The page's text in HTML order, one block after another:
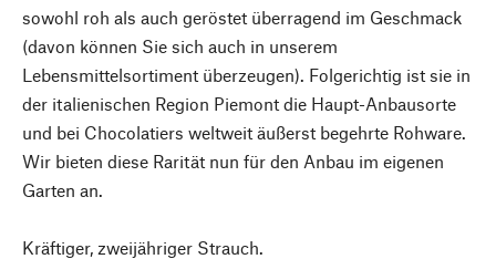
sowohl roh als auch geröstet überragend im Geschmack
(davon können Sie sich auch in unserem
Lebensmittelsortiment überzeugen). Folgerichtig ist sie in
der italienischen Region Piemont die Haupt-Anbausorte
und bei Chocolatiers weltweit äußerst begehrte Rohware.
Wir bieten diese Rarität nun für den Anbau im eigenen
Garten an.
Kräftiger, zweijähriger Strauch.